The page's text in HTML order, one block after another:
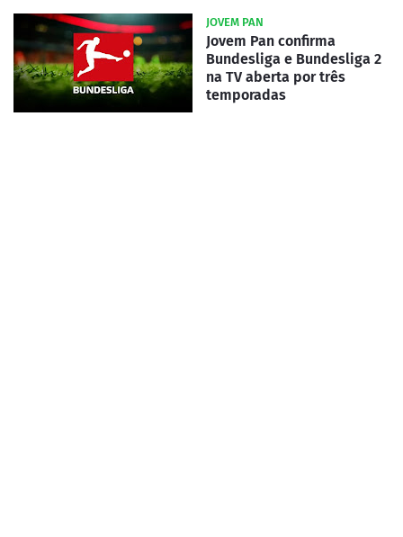
JOVEM PAN
Jovem Pan confirma
Bundesliga e Bundesliga 2
na TV aberta por três
temporadas